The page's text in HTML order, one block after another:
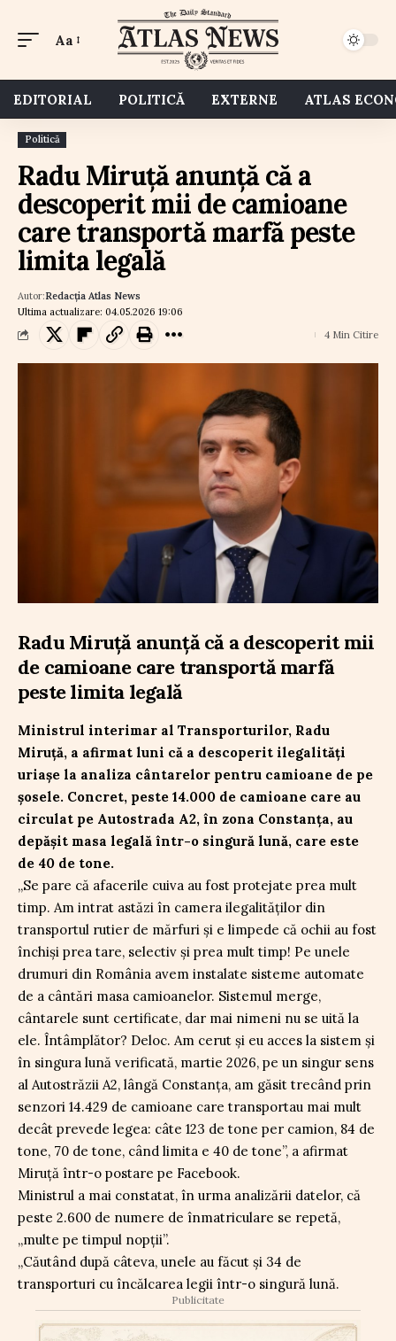
Aa
EDITORIAL POLITICĂ EXTERNE ATLAS
Politică
Radu Miruță anunță că a
descoperit mii de camioane
care transportă marfă peste
limita legală
Ultima actualizare: 04.05.2026 19:06
Autor:Redacția Atlas News
4 Min Citire
Radu Miruță anunță că a descoperit mii
de camioane care transportă marfă
peste limita legală
Ministrul interimar al Transporturilor, Radu
Miruță, a afirmat luni că a descoperit ilegalități
uriașe la analiza cântarelor pentru camioane de pe
șosele. Concret, peste 14.000 de camioane care au
circulat pe Autostrada A2, în zona Constanța, au
depășit masa legală într-o singură lună, care este
de 40 de tone.
„Se pare că afacerile cuiva au fost protejate prea mult
timp. Am intrat astăzi în camera ilegalităților din
transportul rutier de mărfuri și e limpede că ochii au fost
închiși prea tare, selectiv și prea mult timp! Pe unele
drumuri din România avem instalate sisteme automate
de a cântări masa camioanelor. Sistemul merge,
cântarele sunt certificate, dar mai nimeni nu se uită la
ele. Întâmplător? Deloc. Am cerut și eu acces la sistem și
în singura lună verificată, martie 2026, pe un singur sens
al Autostrăzii A2, lângă Constanța, am găsit trecând prin
senzori 14.429 de camioane care transportau mai mult
decât prevede legea: câte 123 de tone per camion, 84 de
tone, 70 de tone, când limita e 40 de tone”, a afirmat
Miruță într-o postare pe Facebook.
Ministrul a mai constatat, în urma analizării datelor, că
peste 2.600 de numere de înmatriculare se repetă,
„multe pe timpul nopții”.
„Căutând după câteva, unele au făcut și 34 de
transporturi cu încălcarea legii într-o singură lună.
Publicitate